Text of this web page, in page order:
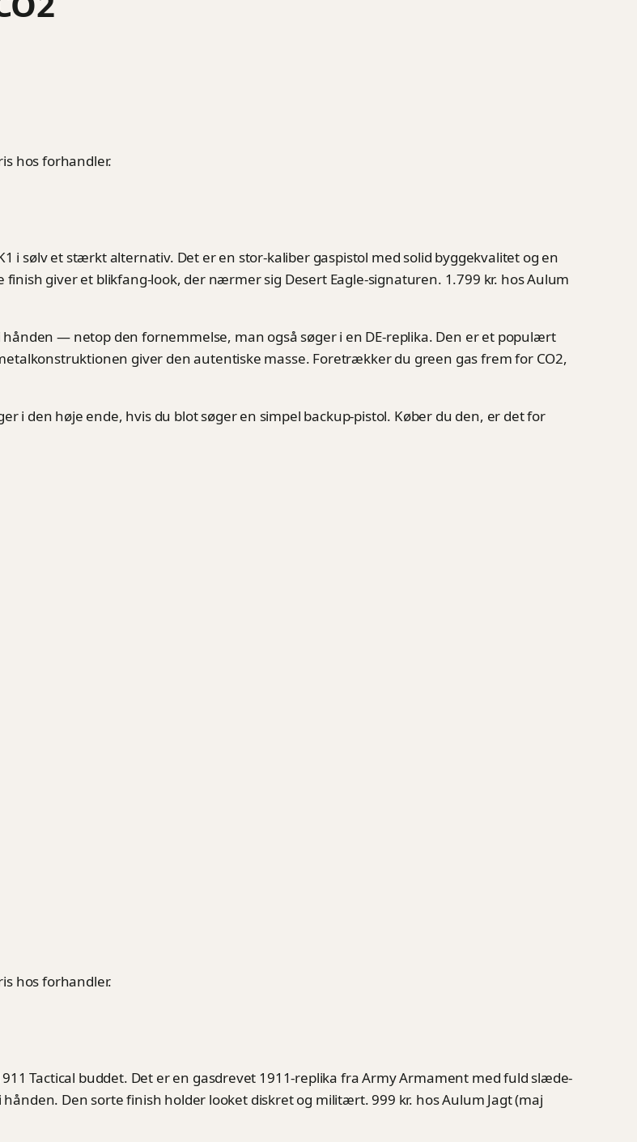
hos forhandler.
i sølv et stærkt alternativ. Det er en stor-kaliber gaspistol med solid byggekvalitet og en
giver et blikfang-look, der nærmer sig Desert Eagle-signaturen. 1.799 kr. hos Aulum
— netop den fornemmelse, man også søger i en DE-replika. Den er et populært
giver den autentiske masse. Foretrækker du green gas frem for CO2,
i den høje ende, hvis du blot søger en simpel backup-pistol. Køber du den, er det for
hos forhandler.
Tactical buddet. Det er en gasdrevet 1911-replika fra Army Armament med fuld slæde-
Den sorte finish holder looket diskret og militært. 999 kr. hos Aulum Jagt (maj